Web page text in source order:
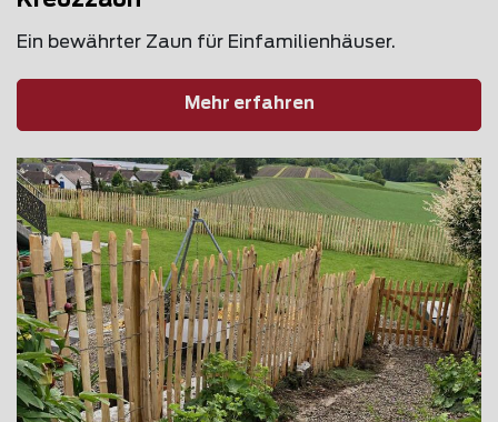
Ein bewährter Zaun für Einfamilienhäuser.
Mehr erfahren